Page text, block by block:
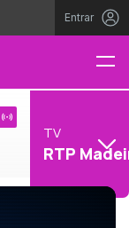
Entrar
TV
RTP